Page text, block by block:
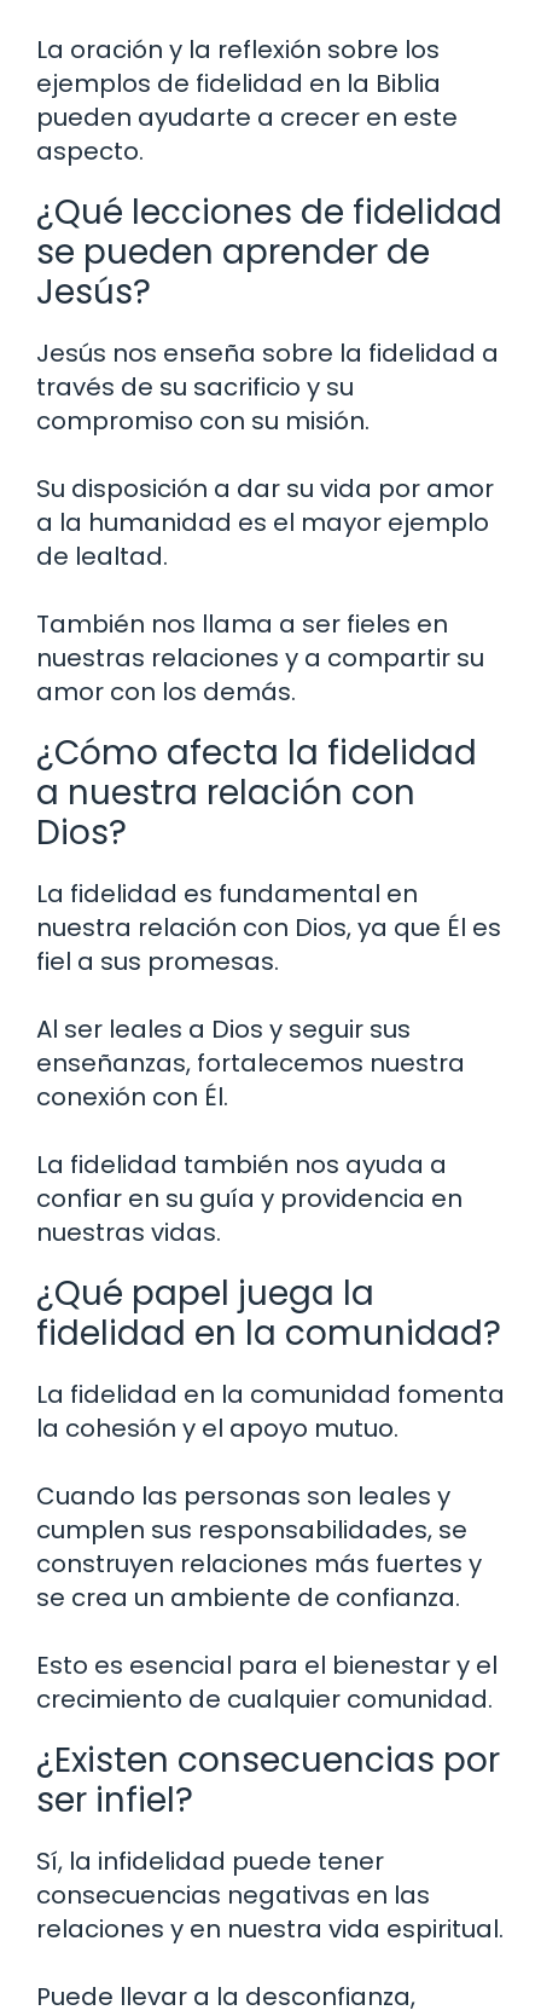
La oración y la reflexión sobre los
ejemplos de fidelidad en la Biblia
pueden ayudarte a crecer en este
aspecto.
¿Qué lecciones de fidelidad
se pueden aprender de
Jesús?
Jesús nos enseña sobre la fidelidad a
través de su sacrificio y su
compromiso con su misión.
Su disposición a dar su vida por amor
a la humanidad es el mayor ejemplo
de lealtad.
También nos llama a ser fieles en
nuestras relaciones y a compartir su
amor con los demás.
¿Cómo afecta la fidelidad
a nuestra relación con
Dios?
La fidelidad es fundamental en
nuestra relación con Dios, ya que Él es
fiel a sus promesas.
Al ser leales a Dios y seguir sus
enseñanzas, fortalecemos nuestra
conexión con Él.
La fidelidad también nos ayuda a
confiar en su guía y providencia en
nuestras vidas.
¿Qué papel juega la
fidelidad en la comunidad?
La fidelidad en la comunidad fomenta
la cohesión y el apoyo mutuo.
Cuando las personas son leales y
cumplen sus responsabilidades, se
construyen relaciones más fuertes y
se crea un ambiente de confianza.
Esto es esencial para el bienestar y el
crecimiento de cualquier comunidad.
¿Existen consecuencias por
ser infiel?
Sí, la infidelidad puede tener
consecuencias negativas en las
relaciones y en nuestra vida espiritual.
Puede llevar a la desconfianza,